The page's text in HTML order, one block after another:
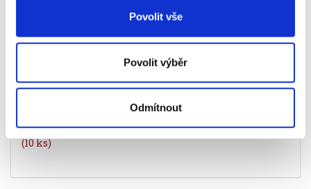
Povolit vše
Povolit výběr
Odmítnout